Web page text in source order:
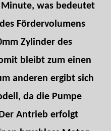
was bedeutet
Fördervolumens
Zylinder des
bleibt zum einen
anderen ergibt sich
da die Pumpe
Antrieb erfolgt